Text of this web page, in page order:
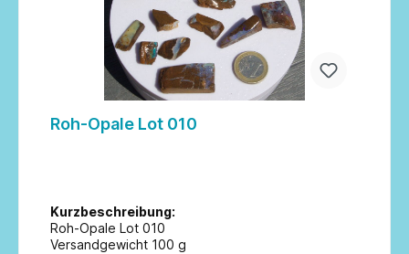
Roh-Opale Lot 010
Kurzbeschreibung:
Roh-Opale Lot 010
Versandgewicht 100 g